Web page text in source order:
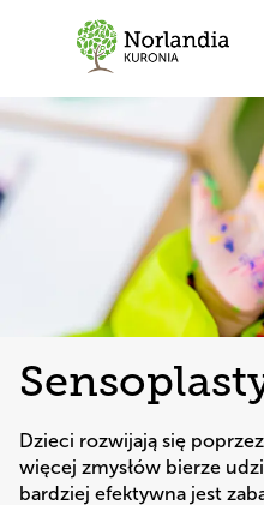
Dzieci rozwijają się
więcej zmysłów bierze
bardziej efektywna jest